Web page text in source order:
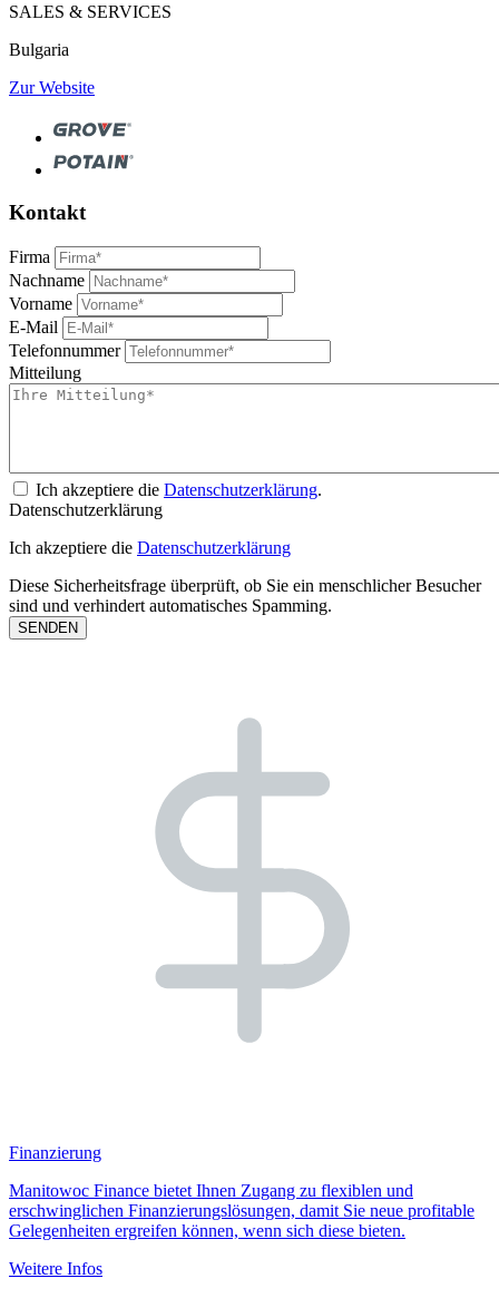
SALES & SERVICES
Bulgaria
Zur Website
Kontakt
Firma
Nachname
Vorname
E-Mail
Telefonnummer
Mitteilung
Ich akzeptiere die Datenschutzerklärung.
Datenschutzerklärung
Ich akzeptiere die Datenschutzerklärung
Diese Sicherheitsfrage überprüft, ob Sie ein menschlicher Besucher
sind und verhindert automatisches Spamming.
Finanzierung
Manitowoc Finance bietet Ihnen Zugang zu flexiblen und
erschwinglichen Finanzierungslösungen, damit Sie neue profitable
Gelegenheiten ergreifen können, wenn sich diese bieten.
Weitere Infos